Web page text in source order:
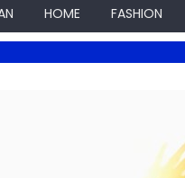
HOME FASHION